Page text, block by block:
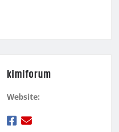
kimiforum
Website: